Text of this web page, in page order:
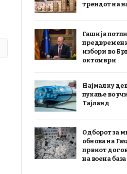
трендот на
Гаши ја
избори во
октомври
Најмалку
пукање во
Тајланд
Одборот за
обнова на
првиот
на воена база